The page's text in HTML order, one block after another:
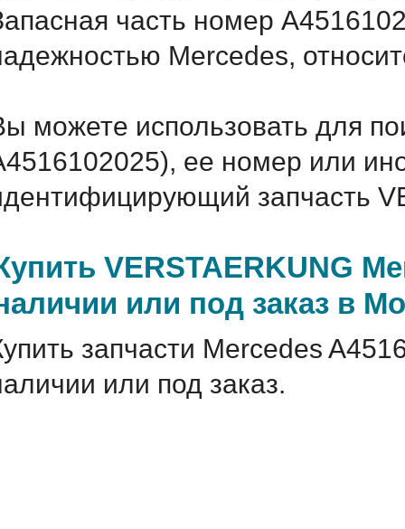
часть номер
Mercedes,
можете использовать для
ее номер или
запчасть
VERSTAERKUNG
или под заказ в
запчасти Mercedes
или под заказ.